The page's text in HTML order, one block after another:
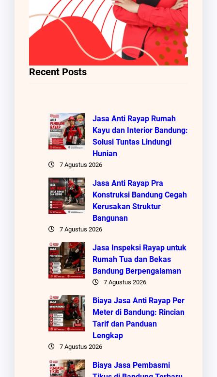
Recent Posts
Jasa Anti Rayap Rumah
Kayu dan Interior Bandung:
Solusi Tuntas Lindungi
Hunian
7 Agustus 2026
Jasa Anti Rayap Pra
Konstruksi Bandung Cegah
Kerusakan Struktur
Bangunan
7 Agustus 2026
Jasa Inspeksi Rayap untuk
Rumah Tua dan Bekas
Bandung Berpengalaman
7 Agustus 2026
Biaya Jasa Anti Rayap Per
Meter di Bandung: Rincian
Tarif dan Panduan
Lengkap
7 Agustus 2026
Biaya Jasa Pembasmi